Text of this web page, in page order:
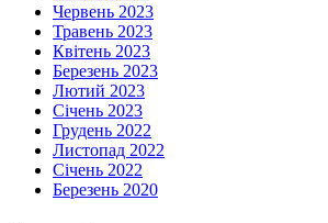
Червень 2023
Травень 2023
Квітень 2023
Березень 2023
Лютий 2023
Січень 2023
Грудень 2022
Листопад 2022
Січень 2022
Березень 2020